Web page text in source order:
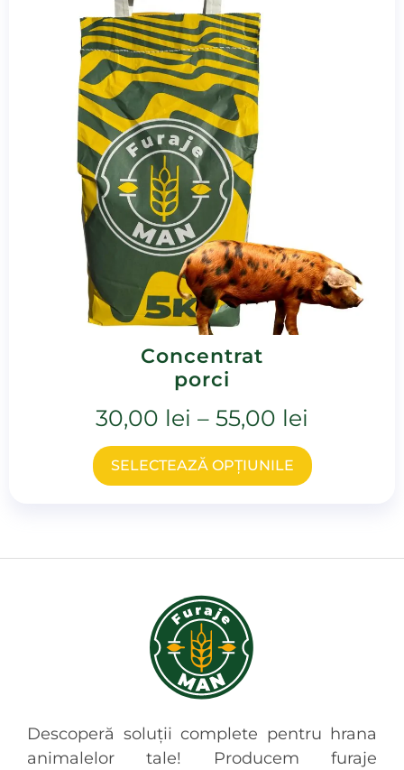
Concentrat
porci
30,00 lei – 55,00 lei
SELECTEAZĂ OPȚIUNILE
Descoperă soluții complete pentru hrana
animalelor tale! Producem furaje